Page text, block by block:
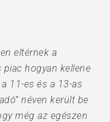
eltérnek a
piac hogyan kellene
11-es és a 13-as
néven került be
még az egészen